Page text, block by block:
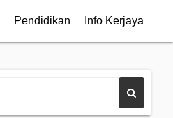
Pendidikan Info Kerjaya